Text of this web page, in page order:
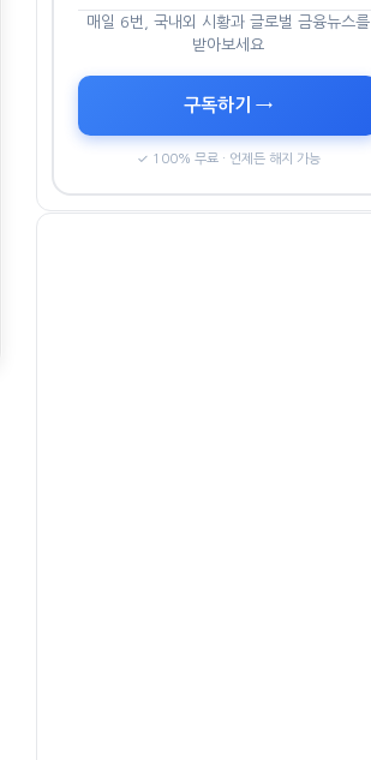
매일 6번, 국내외 시황과 글로벌 금융뉴스를
받아보세요
구독하기 →
✓ 100% 무료 · 언제든 해지 가능